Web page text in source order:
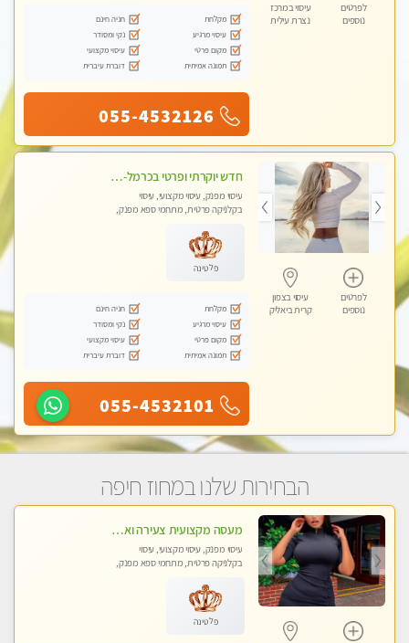
לפרטים
נוספים
עיסוי במרכז
נצרת עילית
מקלחת
חניה חינם
עיסוי מרגיע
נקי ומסודר
מקום פרטי
עיסוי מקצועי
תמונה אמיתית
דוברת עיברית
055-4532126
לפרטים
נוספים
עיסוי בצפון
קרית ביאליק
חדש יוקרתי ופרטי בכרמל-חיפה פנקו את עצמכם ברוגע פינוק וחוויה בלתי נשכחת ללא מין !!
עיסוי מפנק, עיסוי מקצועי, עיסוי
בקלניקה פרטית, מתחמי ספא מפנק,
פלטינה
מקלחת
חניה חינם
עיסוי מרגיע
נקי ומסודר
מקום פרטי
עיסוי מקצועי
תמונה אמיתית
דוברת עיברית
055-4532101
הבחירות שלנו במחוז חיפה
מעסה מקצועית צעירה ואיכותית בקרית- חיים
עיסוי מפנק, עיסוי מקצועי, עיסוי
בקלניקה פרטית, מתחמי ספא מפנק,
פלטינה